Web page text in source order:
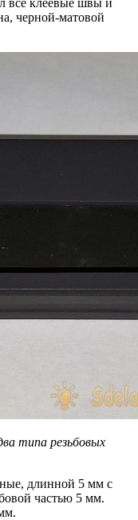
черной-матовой
типа резьбовых
длинной 5 мм с
частью 5 мм.